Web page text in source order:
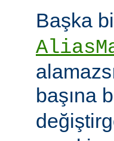
Başka
başına